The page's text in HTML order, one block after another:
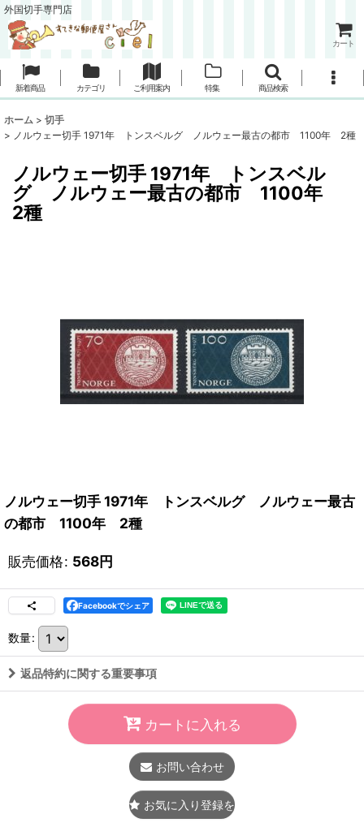
外国切手専門店
カート
新着商品 カテゴリ ご利用案内 特集 商品検索
ホーム > 切手
> ノルウェー切手 1971年 トンスベルグ ノルウェー最古の都市 1100年 2種
ノルウェー切手 1971年 トンスベル
グ ノルウェー最古の都市 1100年
2種
ノルウェー切手 1971年 トンスベルグ ノルウェー最古
の都市 1100年 2種
販売価格: 568円
Facebookでシェア
数量:
返品特約に関する重要事項
カートに入れる
お問い合わせ
お気に入り登録をする